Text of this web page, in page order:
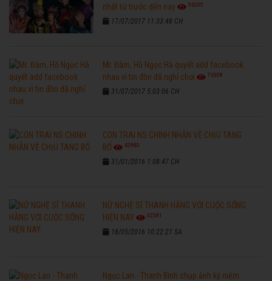
nhất từ trước đến nay
96205
17/07/2017 11:33:48 CH
Mr. Đàm, Hồ Ngọc Hà quyết add facebook
nhau vì tin đồn đã nghỉ chơi
76308
31/07/2017 5:03:06 CH
CON TRAI NS CHINH NHẪN VỀ CHỊU TANG
BỐ
42980
31/01/2016 1:08:47 CH
NỮ NGHỆ SĨ THANH HẰNG VỚI CUỘC SỐNG
HIỆN NAY
32581
18/05/2016 10:22:21 SA
Ngọc Lan - Thanh Bình chụp ảnh kỷ niệm